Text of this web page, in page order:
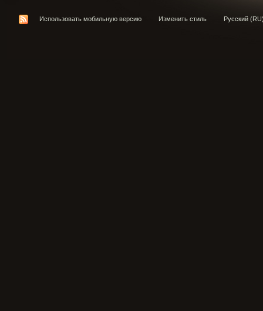
Использовать мобильную версию Изменить стиль Русский